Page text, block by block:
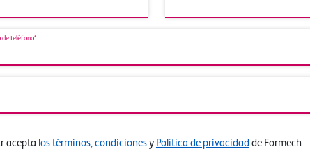
de teléfono*
acepta los términos, condiciones y Política de privacidad de Formech